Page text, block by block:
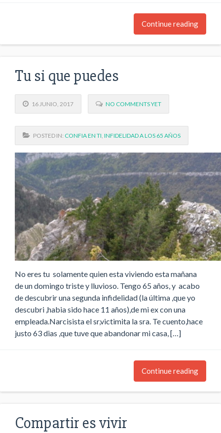
Continue reading
Tu si que puedes
16 JUNIO, 2017 NO COMMENTS YET
POSTED IN: CONFIA EN TI, INFIDELIDAD A LOS 65 AÑOS
No eres tu solamente quien esta viviendo esta mañana
de un domingo triste y lluvioso. Tengo 65 años, y acabo
de descubrir una segunda infidelidad (la última ,que yo
descubri ,habia sido hace 11 años),de mi ex con una
empleada.Narcisista el sr,victimita la sra. Te cuento,hace
justo 63 dias ,que tuve que abandonar mi casa, […]
Continue reading
Compartir es vivir